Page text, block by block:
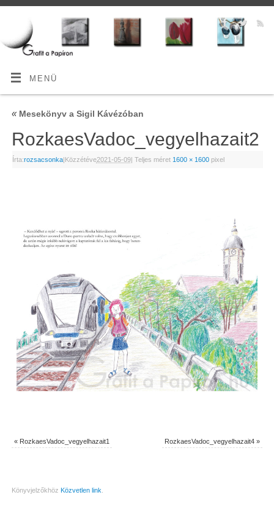
MENÜ
«Mesekönyv a Sigil Kávézóban
RozkaesVadoc_vegyelhazait2
Írta:rozsacsonka|Közzétéve2021-05-09| Teljes méret 1600 × 1600pixel
« RozkaesVadoc_vegyelhazait1 RozkaesVadoc_vegyelhazait4 »
Könyvjelzőkhöz Közvetlen link